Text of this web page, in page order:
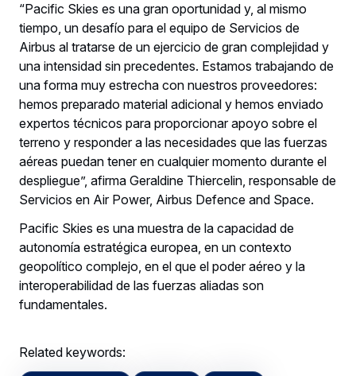
“Pacific Skies es una gran oportunidad y, al mismo
tiempo, un desafío para el equipo de Servicios de
Airbus al tratarse de un ejercicio de gran complejidad y
una intensidad sin precedentes. Estamos trabajando de
una forma muy estrecha con nuestros proveedores:
hemos preparado material adicional y hemos enviado
expertos técnicos para proporcionar apoyo sobre el
terreno y responder a las necesidades que las fuerzas
aéreas puedan tener en cualquier momento durante el
despliegue”, afirma Geraldine Thiercelin, responsable de
Servicios en Air Power, Airbus Defence and Space.
Pacific Skies es una muestra de la capacidad de
autonomía estratégica europea, en un contexto
geopolítico complejo, en el que el poder aéreo y la
interoperabilidad de las fuerzas aliadas son
fundamentales.
Related keywords: